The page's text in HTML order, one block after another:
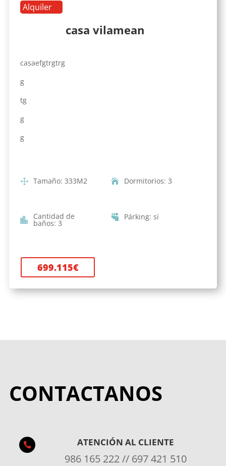
Alquiler
casa vilamean
casaefgtrgtrg
g
tg
g
g
Tamaño: 333M2 Dormitorios: 3
Cantidad de
baños: 3
Párking: si
699.115€
CONTACTANOS
 ATENCIÓN AL CLIENTE
986 165 222 // 697 421 510